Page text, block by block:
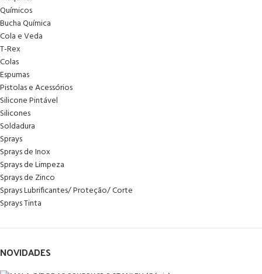
Químicos
Bucha Química
Cola e Veda
T-Rex
Colas
Espumas
Pistolas e Acessórios
Silicone Pintável
Silicones
Soldadura
Sprays
Sprays de Inox
Sprays de Limpeza
Sprays de Zinco
Sprays Lubrificantes/ Proteção/ Corte
Sprays Tinta
NOVIDADES